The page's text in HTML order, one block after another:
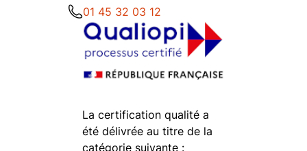
01 45 32 03 12
La certification qualité a
été délivrée au titre de la
catégorie suivante :